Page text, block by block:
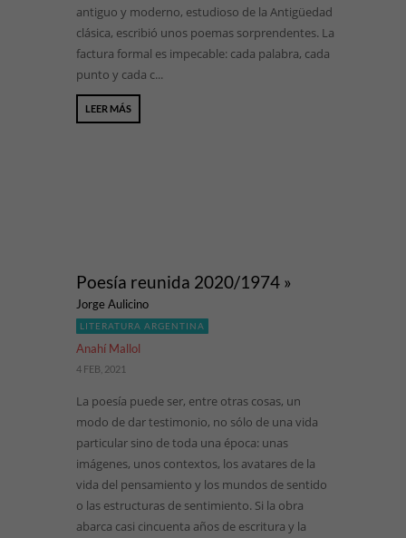
antiguo y moderno, estudioso de la Antigüedad
clásica, escribió unos poemas sorprendentes. La
factura formal es impecable: cada palabra, cada
punto y cada c...
LEER MÁS
Poesía reunida 2020/1974 »
Jorge Aulicino
LITERATURA ARGENTINA
Anahí Mallol
4 FEB, 2021
La poesía puede ser, entre otras cosas, un
modo de dar testimonio, no sólo de una vida
particular sino de toda una época: unas
imágenes, unos contextos, los avatares de la
vida del pensamiento y los mundos de sentido
o las estructuras de sentimiento. Si la obra
abarca casi cincuenta años de escritura y la